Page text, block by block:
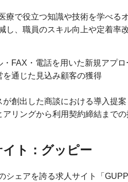
療で役立つ知識や技術を学べる
し、職員のスキル向上や定着率
・FAX・電話を用いた新規アプロ
を通じた見込み顧客の獲得
創出した商談における導入提案
リングから利用契約締結まで
ト：グッピー
シェアを誇る求人サイト「